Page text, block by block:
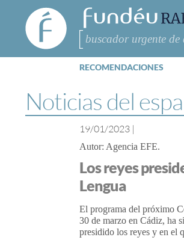
FundéuRAE
- Fundación
del Español
Urgente
Buscar
RECOMENDACIONES
Noticias del
19/01/2023 |
Agencia EFE
Los reyes
Lengua
El programa del próximo
30 de marzo en Cádiz, ha
presidido los reyes y en el